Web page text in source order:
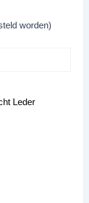
worden)
Leder